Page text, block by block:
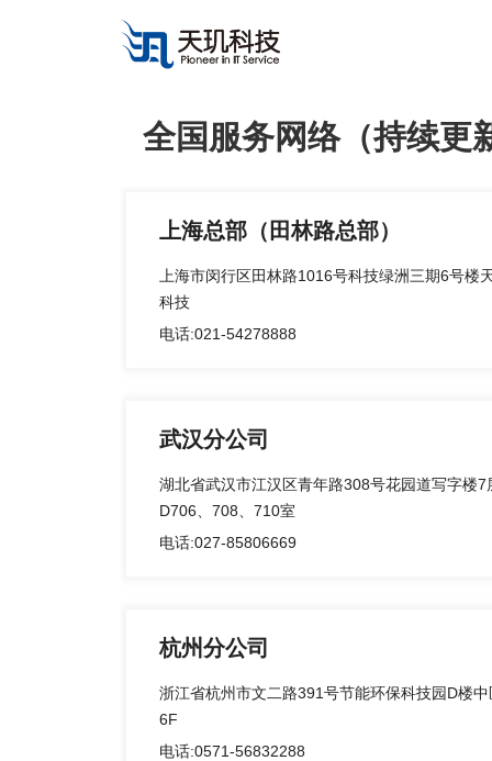
全国服务网络（持续更
上海总部（田林路总部）
上海市闵行区田林路1016号科技绿洲三期6号楼
科技
电话:021-54278888
武汉分公司
湖北省武汉市江汉区青年路308号花园道写字楼7
D706、708、710室
电话:027-85806669
杭州分公司
浙江省杭州市文二路391号节能环保科技园D楼中
6F
电话:0571-56832288